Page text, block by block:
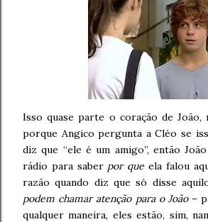
Isso quase parte o coração de João,
porque Angico pergunta a Cléo se
diz que “ele é um amigo”, então
rádio para saber por queela falou
razão quando diz que só disse
podem chamar atenção para o João–
qualquer maneira, eles estão, sim,